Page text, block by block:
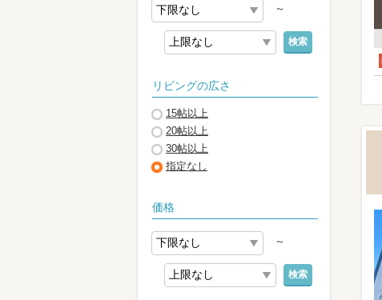
～
検索
リビングの広さ
15帖以上
20帖以上
30帖以上
指定なし
価格
～
検索